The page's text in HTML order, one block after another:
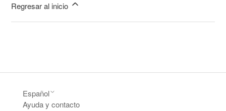
Regresar al inicio
Español
Ayuda y contacto